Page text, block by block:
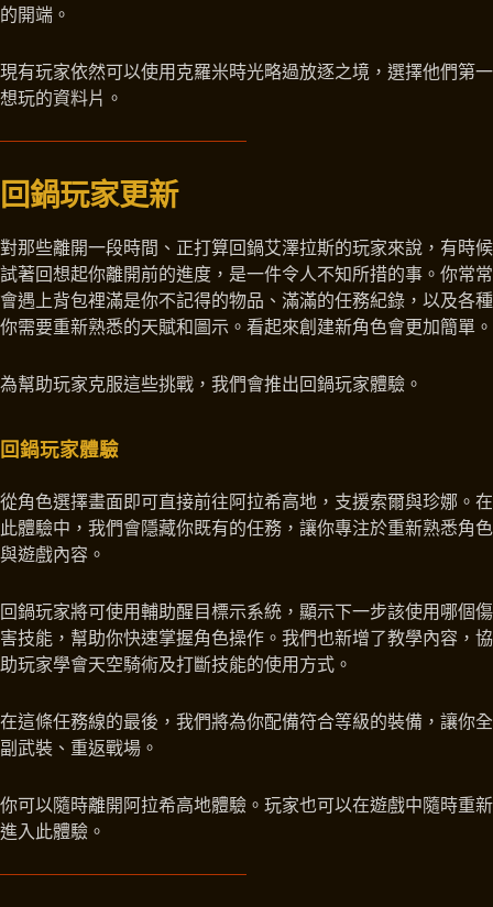
的開端。
現有玩家依然可以使用克羅米時光略過放逐之境，選擇他們第一
想玩的資料片。
回鍋玩家更新
對那些離開一段時間、正打算回鍋艾澤拉斯的玩家來說，有時候
試著回想起你離開前的進度，是一件令人不知所措的事。你常常
會遇上背包裡滿是你不記得的物品、滿滿的任務紀錄，以及各種
你需要重新熟悉的天賦和圖示。看起來創建新角色會更加簡單。
為幫助玩家克服這些挑戰，我們會推出回鍋玩家體驗。
回鍋玩家體驗
從角色選擇畫面即可直接前往阿拉希高地，支援索爾與珍娜。在
此體驗中，我們會隱藏你既有的任務，讓你專注於重新熟悉角色
與遊戲內容。
回鍋玩家將可使用輔助醒目標示系統，顯示下一步該使用哪個傷
害技能，幫助你快速掌握角色操作。我們也新增了教學內容，協
助玩家學會天空騎術及打斷技能的使用方式。
在這條任務線的最後，我們將為你配備符合等級的裝備，讓你全
副武裝、重返戰場。
你可以隨時離開阿拉希高地體驗。玩家也可以在遊戲中隨時重新
進入此體驗。